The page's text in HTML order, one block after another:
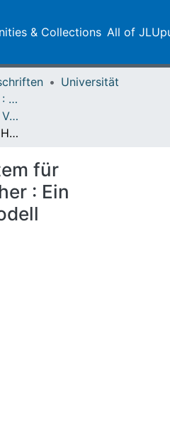
& Collections All of
Universität
Spiegel der Forschung : Wissenschaftsmagazin
Spiegel der Forschung Vol. 03 (1986) Heft 3
Codierungssystem für Herzschrittmacher : Ein didaktisches Modell
für
: Ein